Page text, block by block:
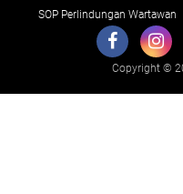
SOP Perlindungan Wartawan
Copyright ©